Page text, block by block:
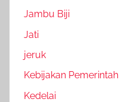
Jambu Biji
Jati
jeruk
Kebijakan Pemerintah
Kedelai